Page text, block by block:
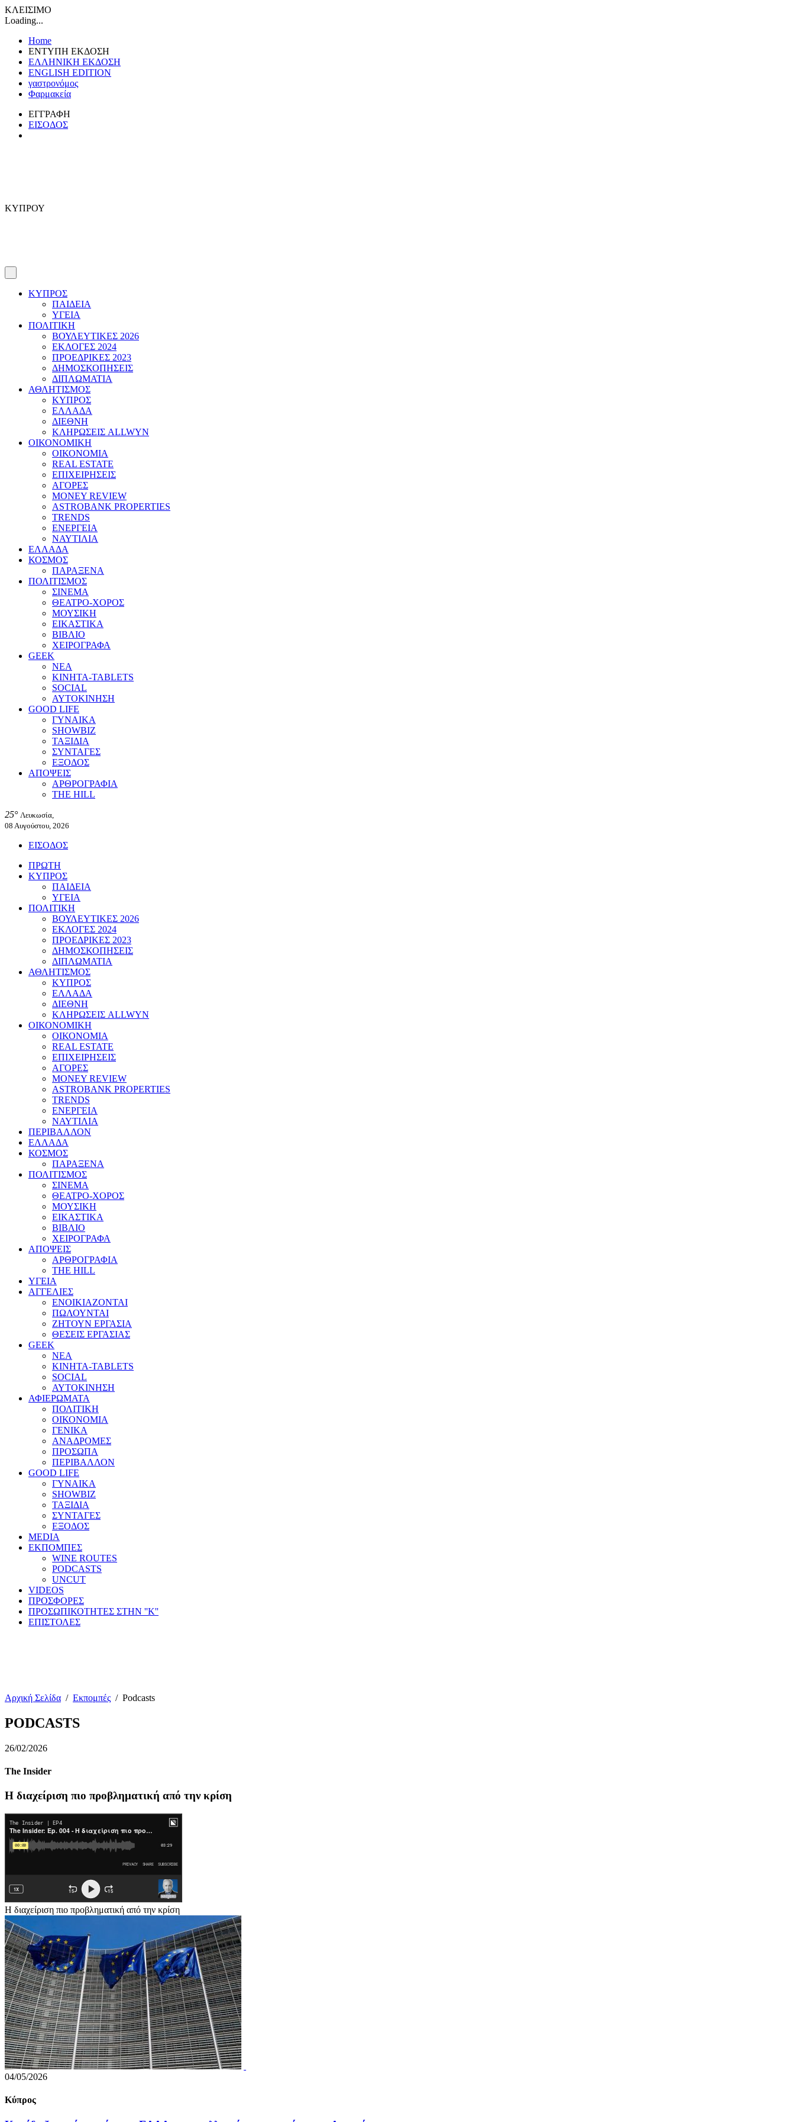
ΚΛΕΙΣΙΜΟ
Loading...
Home
ΕΝΤΥΠΗ ΕΚΔΟΣΗ
ΕΛΛΗΝΙΚΗ ΕΚΔΟΣΗ
ENGLISH EDITION
γαστρονόμος
Φαρμακεία
ΕΓΓΡΑΦΗ
ΕΙΣΟΔΟΣ
ΚΥΠΡΟΥ
ΚΥΠΡΟΣ
ΠΑΙΔΕΙΑ
ΥΓΕΙΑ
ΠΟΛΙΤΙΚΗ
ΒΟΥΛΕΥΤΙΚΕΣ 2026
ΕΚΛΟΓΕΣ 2024
ΠΡΟΕΔΡΙΚΕΣ 2023
ΔΗΜΟΣΚΟΠΗΣΕΙΣ
ΔΙΠΛΩΜΑΤΙΑ
ΑΘΛΗΤΙΣΜΟΣ
ΚΥΠΡΟΣ
ΕΛΛΑΔΑ
ΔΙΕΘΝΗ
ΚΛΗΡΩΣΕΙΣ ALLWYN
ΟΙΚΟΝΟΜΙΚΗ
ΟΙΚΟΝΟΜΙΑ
REAL ESTATE
ΕΠΙΧΕΙΡΗΣΕΙΣ
ΑΓΟΡΕΣ
MONEY REVIEW
ASTROBANK PROPERTIES
TRENDS
ΕΝΕΡΓΕΙΑ
ΝΑΥΤΙΛΙΑ
ΕΛΛΑΔΑ
ΚΟΣΜΟΣ
ΠΑΡΑΞΕΝΑ
ΠΟΛΙΤΙΣΜΟΣ
ΣΙΝΕΜΑ
ΘΕΑΤΡΟ-ΧΟΡΟΣ
ΜΟΥΣΙΚΗ
ΕΙΚΑΣΤΙΚΑ
ΒΙΒΛΙΟ
ΧΕΙΡΟΓΡΑΦΑ
GEEK
ΝΕΑ
ΚΙΝΗΤΑ-TABLETS
SOCIAL
ΑΥΤΟΚΙΝΗΣΗ
GOOD LIFE
ΓΥΝΑΙΚΑ
SHOWBIZ
ΤΑΞΙΔΙΑ
ΣΥΝΤΑΓΕΣ
ΕΞΟΔΟΣ
ΑΠΟΨΕΙΣ
ΑΡΘΡΟΓΡΑΦΙΑ
THE HILL
25° Λευκωσία,
08 Αυγούστου, 2026
ΕΙΣΟΔΟΣ
ΠΡΩΤΗ
ΚΥΠΡΟΣ
ΠΑΙΔΕΙΑ
ΥΓΕΙΑ
ΠΟΛΙΤΙΚΗ
ΒΟΥΛΕΥΤΙΚΕΣ 2026
ΕΚΛΟΓΕΣ 2024
ΠΡΟΕΔΡΙΚΕΣ 2023
ΔΗΜΟΣΚΟΠΗΣΕΙΣ
ΔΙΠΛΩΜΑΤΙΑ
ΑΘΛΗΤΙΣΜΟΣ
ΚΥΠΡΟΣ
ΕΛΛΑΔΑ
ΔΙΕΘΝΗ
ΚΛΗΡΩΣΕΙΣ ALLWYN
ΟΙΚΟΝΟΜΙΚΗ
ΟΙΚΟΝΟΜΙΑ
REAL ESTATE
ΕΠΙΧΕΙΡΗΣΕΙΣ
ΑΓΟΡΕΣ
MONEY REVIEW
ASTROBANK PROPERTIES
TRENDS
ΕΝΕΡΓΕΙΑ
ΝΑΥΤΙΛΙΑ
ΠΕΡΙΒΑΛΛΟΝ
ΕΛΛΑΔΑ
ΚΟΣΜΟΣ
ΠΑΡΑΞΕΝΑ
ΠΟΛΙΤΙΣΜΟΣ
ΣΙΝΕΜΑ
ΘΕΑΤΡΟ-ΧΟΡΟΣ
ΜΟΥΣΙΚΗ
ΕΙΚΑΣΤΙΚΑ
ΒΙΒΛΙΟ
ΧΕΙΡΟΓΡΑΦΑ
ΑΠΟΨΕΙΣ
ΑΡΘΡΟΓΡΑΦΙΑ
THE HILL
ΥΓΕΙΑ
ΑΓΓΕΛΙΕΣ
ΕΝΟΙΚΙΑΖΟΝΤΑΙ
ΠΩΛΟΥΝΤΑΙ
ΖΗΤΟΥΝ ΕΡΓΑΣΙΑ
ΘΕΣΕΙΣ ΕΡΓΑΣΙΑΣ
GEEK
ΝΕΑ
ΚΙΝΗΤΑ-TABLETS
SOCIAL
ΑΥΤΟΚΙΝΗΣΗ
ΑΦΙΕΡΩΜΑΤΑ
ΠΟΛΙΤΙΚΗ
ΟΙΚΟΝΟΜΙΑ
ΓΕΝΙΚΑ
ΑΝΑΔΡΟΜΕΣ
ΠΡΟΣΩΠΑ
ΠΕΡΙΒΑΛΛΟΝ
GOOD LIFE
ΓΥΝΑΙΚΑ
SHOWBIZ
ΤΑΞΙΔΙΑ
ΣΥΝΤΑΓΕΣ
ΕΞΟΔΟΣ
MEDIA
ΕΚΠΟΜΠΕΣ
WINE ROUTES
PODCASTS
UNCUT
VIDEOS
ΠΡΟΣΦΟΡΕΣ
ΠΡΟΣΩΠΙΚΟΤΗΤΕΣ ΣΤΗΝ ''Κ''
ΕΠΙΣΤΟΛΕΣ
Αρχική Σελίδα / Εκπομπές / Podcasts
PODCASTS
26/02/2026
The Insider
Η διαχείριση πιο προβληματική από την κρίση
Η διαχείριση πιο προβληματική από την κρίση
04/05/2026
Κύπρος